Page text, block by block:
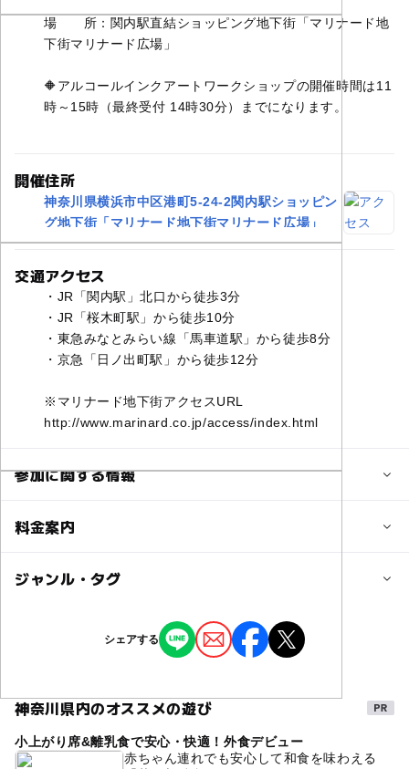
場 所：関内駅直結ショッピング地下街「マリナード地
下街マリナード広場」
🔶アルコールインクアートワークショップの開催時間は11
時～15時（最終受付 14時30分）までになります。
開催住所
神奈川県横浜市中区港町5-24-2関内駅ショッピン
グ地下街「マリナード地下街マリナード広場」
交通アクセス
・JR「関内駅」北口から徒歩3分
・JR「桜木町駅」から徒歩10分
・東急みなとみらい線「馬車道駅」から徒歩8分
・京急「日ノ出町駅」から徒歩12分
※マリナード地下街アクセスURL
http://www.marinard.co.jp/access/index.html
参加に関する情報
定員
※ワークショップは随時受付しておりますが、お席が満席
の場合はお待ち頂くことがございます。
※一枠、2名様までとなります。
対象年齢
小学生中学生･高校生大人
料金案内
子供の料金
子供の料金詳細
◆制作品：フォトフレーム、15㎝定規、コースター、マグ
ネット。
ジャンル・タグ
アート体験ワークショップ 彩樂灯～あやらくとう～
ワクワク楽しい 家族で楽しめるアート体験
シェアする
神奈川県内のオススメの遊び
小上がり席&離乳食で安心・快適！外食デビュー
赤ちゃん連れでも安心して和食を味わえる